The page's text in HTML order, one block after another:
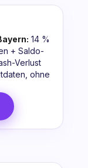
14 %
+ Saldo-
Verlust
ohne